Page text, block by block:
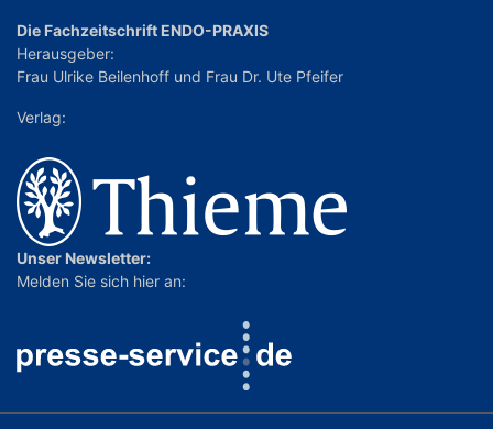
Die Fachzeitschrift ENDO-PRAXIS
Herausgeber:
Frau Ulrike Beilenhoff und Frau Dr. Ute Pfeifer
Verlag:
Unser Newsletter:
Melden Sie sich hier an: